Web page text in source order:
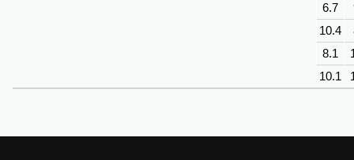
6.7
10.4
8.1
10.1